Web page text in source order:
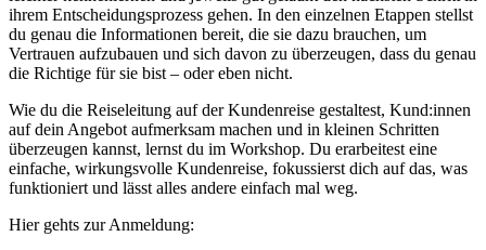
ihrem Entscheidungsprozess gehen. In den einzelnen Etappen stellst
du genau die Informationen bereit, die sie dazu brauchen, um
Vertrauen aufzubauen und sich davon zu überzeugen, dass du genau
die Richtige für sie bist – oder eben nicht.
Wie du die Reiseleitung auf der Kundenreise gestaltest, Kund:innen
auf dein Angebot aufmerksam machen und in kleinen Schritten
überzeugen kannst, lernst du im Workshop. Du erarbeitest eine
einfache, wirkungsvolle Kundenreise, fokussierst dich auf das, was
funktioniert und lässt alles andere einfach mal weg.
Hier gehts zur Anmeldung: